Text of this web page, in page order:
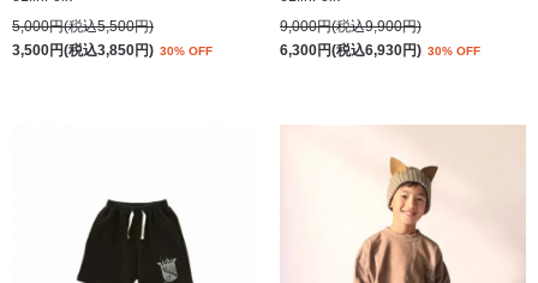
5,000円(税込5,500円)
3,500円(税込3,850円) 30% OFF
9,000円(税込9,900円)
6,300円(税込6,930円) 30% OFF